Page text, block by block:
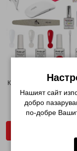
КОМПЛЕКТ PRETTY
ЦВЯТА ГЕЛ
€ 25.51
€ 30.63
Нашият сайт
добро
по-добре